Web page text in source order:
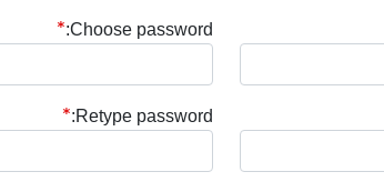
Choose password:
Retype password: